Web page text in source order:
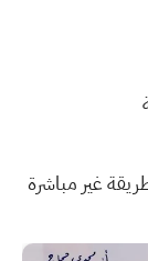
غير مباشرة